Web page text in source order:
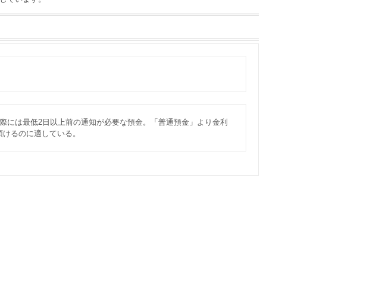
には最低2日以上前の通知が必要な預金。「普通預金」より金利
るのに適している。